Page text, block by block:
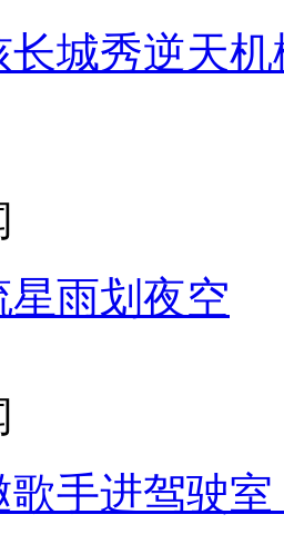
长城秀逆天机
星雨划夜空
歌手进驾驶